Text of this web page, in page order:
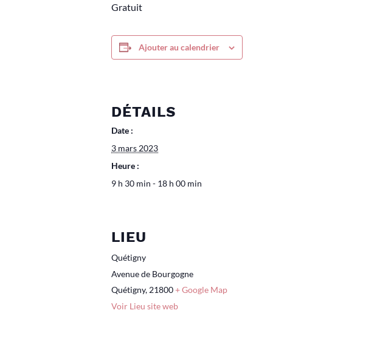
Gratuit
Ajouter au calendrier
DÉTAILS
Date :
3 mars 2023
Heure :
9 h 30 min - 18 h 00 min
LIEU
Quétigny
Avenue de Bourgogne
Quétigny, 21800+ Google Map
Voir Lieu site web